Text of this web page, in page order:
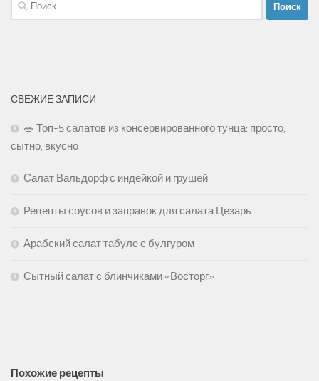
СВЕЖИЕ ЗАПИСИ
🥗 Топ-5 салатов из консервированного тунца: просто,
сытно, вкусно
Салат Вальдорф с индейкой и грушей
Рецепты соусов и заправок для салата Цезарь
Арабский салат табуле с булгуром
Сытный салат с блинчиками «Восторг»
Похожие рецепты